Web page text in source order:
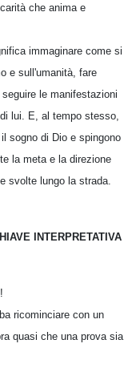
che anima e
immaginare come si
e sull'umanità, fare
le manifestazioni
lui. E, al tempo stesso,
sogno di Dio e spingono
la meta e la direzione
svolte lungo la strada.
INTERPRETATIVA
ricominciare con un
quasi che una prova sia